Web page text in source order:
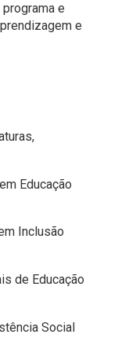
e
e
Educação
Inclusão
de Educação
Social